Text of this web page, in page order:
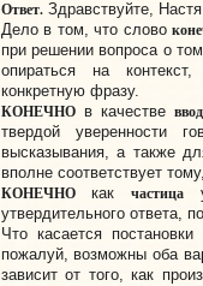
Ответ.Здравствуйте,
Дело в том, что слово
при решении вопроса о
опираться на
конкретную фразу.
КОНЕЧНОв качестве
твердой уверенности
высказывания, а также
вполне соответствует
КОНЕЧНОкак частица
утвердительного ответа,
Что касается
пожалуй, возможны оба
зависит от того, как